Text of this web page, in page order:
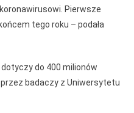
Pierwsze
tego roku – podała
do 400 milionów
badaczy z Uniwersytetu